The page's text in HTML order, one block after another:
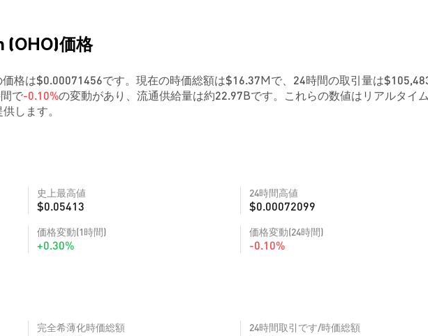
(OHO)価格
格は$0.00071456です。現在の時価総額は$16.37Mで、24時間の取引量は
で-0.10%の変動があり、流通供給量は約22.97Bです。これらの数値はリアルタイ
します。
史上最高値
$0.05413
24時間高値
$0.00072099
価格変動(1時間)
+0.30%
価格変動(24時間)
-0.10%
完全希薄化時価総額 24時間取引です/時価総額